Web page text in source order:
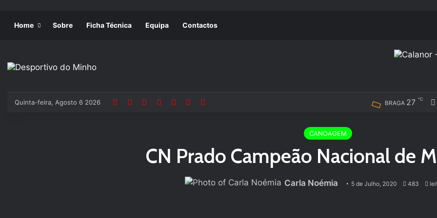
Home Sobre Ficha Técnica Equipa Contactos
Quinta-feira, Agosto 6 2026 BRAGA 27 ℃
CANOAGEM
CN Prado Campeão Nacional de
Carla Noémia 5 de Julho, 2020 483